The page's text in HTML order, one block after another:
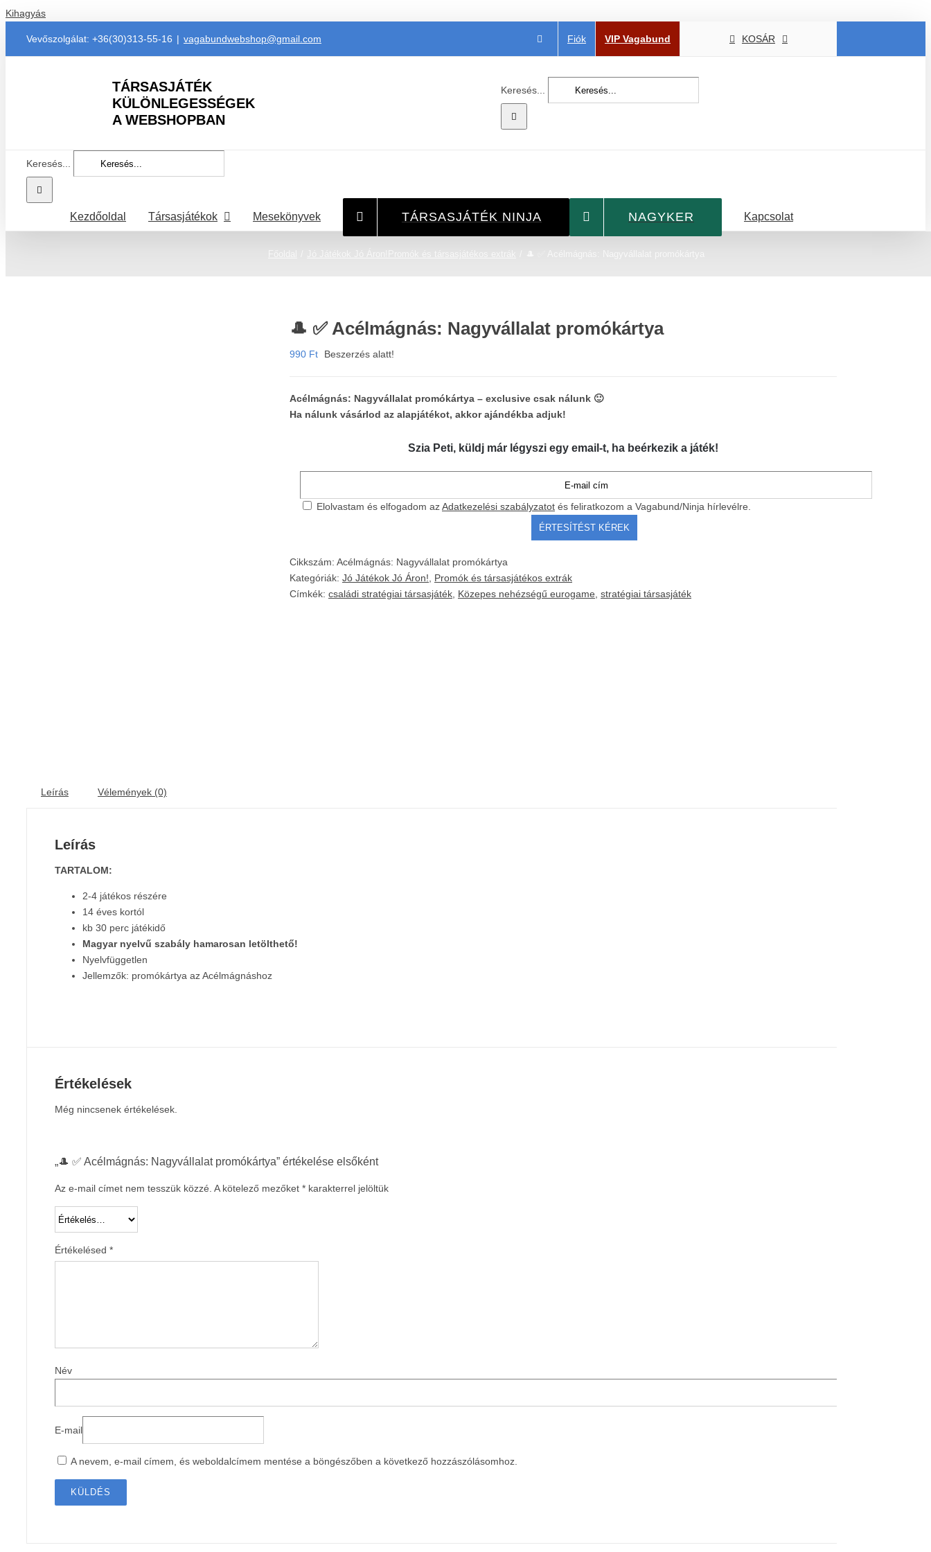
Kihagyás
Vevőszolgálat: +36(30)313-55-16 | vagabundwebshop@gmail.com Fiók VIP Vagabund KOSÁR
TÁRSASJÁTÉK
KÜLÖNLEGESSÉGEK
A WEBSHOPBAN
Keresés...
Keresés...
Kezdőoldal Társasjátékok Mesekönyvek TÁRSASJÁTÉK NINJA NAGYKER Kapcsolat
🎩 ✅ Acélmágnás: Nagyvállalat promókártya
990 Ft Beszerzés alatt!
Acélmágnás: Nagyvállalat promókártya – exclusive csak nálunk 🙂
Ha nálunk vásárlod az alapjátékot, akkor ajándékba adjuk!
Szia Peti, küldj már légyszi egy email-t, ha beérkezik a játék!
Elolvastam és elfogadom azAdatkezelési szabályzatot és feliratkozom a Vagabund/Ninja hírlevélre.
Cikkszám: Acélmágnás: Nagyvállalat promókártya
Kategóriák: Jó Játékok Jó Áron!
Promók és társasjátékos extrák
Címkék: családi stratégiai társasjáték Közepes nehézségű eurogame stratégiai társasjáték
Leírás Vélemények (0)
Leírás
TARTALOM:
2-4 játékos részére
14 éves kortól
kb 30 perc játékidő
Magyar nyelvű szabály hamarosan letölthető!
Nyelvfüggetlen
Jellemzők: promókártya az Acélmágnáshoz
Értékelések
Még nincsenek értékelések.
„🎩 ✅ Acélmágnás: Nagyvállalat promókártya” értékelése elsőként
Az e-mail címet nem tesszük közzé. A kötelező mezőket * karakterrel jelöltük
Értékelésed *
Név
E-mail
A nevem, e-mail címem, és weboldalcímem mentése a böngészőben a következő hozzászólásomhoz.